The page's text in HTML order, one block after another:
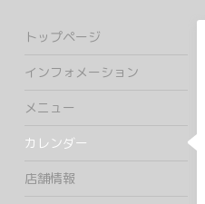
トップページ
インフォメーション
メニュー
カレンダー
店舗情報